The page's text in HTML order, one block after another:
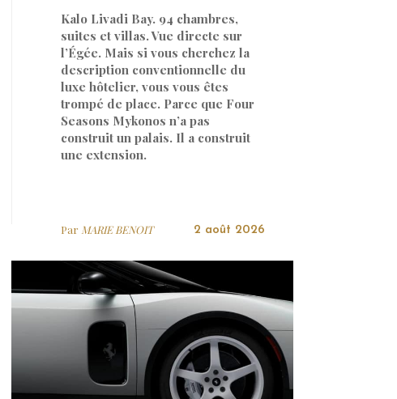
Kalo Livadi Bay. 94 chambres,
suites et villas. Vue directe sur
l’Égée. Mais si vous cherchez la
description conventionnelle du
luxe hôtelier, vous vous êtes
trompé de place. Parce que Four
Seasons Mykonos n’a pas
construit un palais. Il a construit
une extension.
Par MARIE BENOIT 2 août 2026